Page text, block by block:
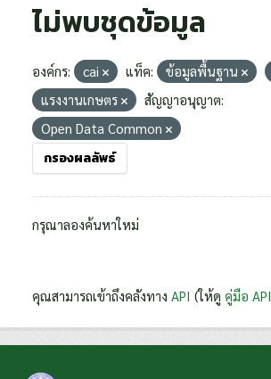
ไม่พบชุดข้อมูล
องค์กร: cai แท็ค: ข้อมูลพื้นฐาน
แรงงานเกษตร
สัญญาอนุญาต:
Open Data Common
กรองผลลัพธ์
กรุณาลองค้นหาใหม่
คุณสามารถเข้าถึงคลังทาง API (ให้ดู คู่มือ API